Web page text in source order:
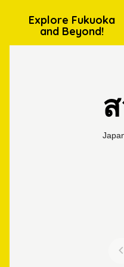
Explore Fukuoka
and Beyond!